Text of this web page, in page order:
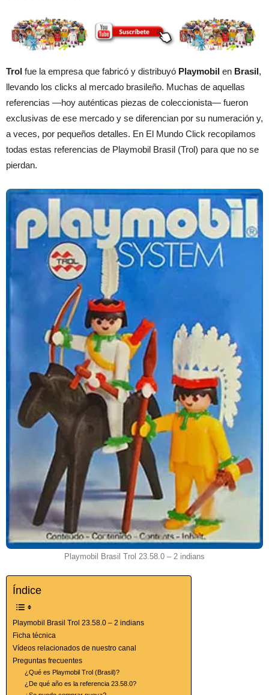
Trol fue la empresa que fabricó y distribuyó Playmobil en Brasil,
llevando los clicks al mercado brasileño. Muchas de aquellas
referencias —hoy auténticas piezas de coleccionista— fueron
exclusivas de ese mercado y se diferencian por su numeración y,
a veces, por pequeños detalles. En El Mundo Click recopilamos
todas estas referencias de Playmobil Brasil (Trol) para que no se
pierdan.
Playmobil Brasil Trol 23.58.0 – 2 indians
Índice
Playmobil Brasil Trol 23.58.0 – 2 indians
Ficha técnica
Vídeos relacionados de nuestro canal
Preguntas frecuentes
¿Qué es Playmobil Trol (Brasil)?
¿De qué año es la referencia 23.58.0?